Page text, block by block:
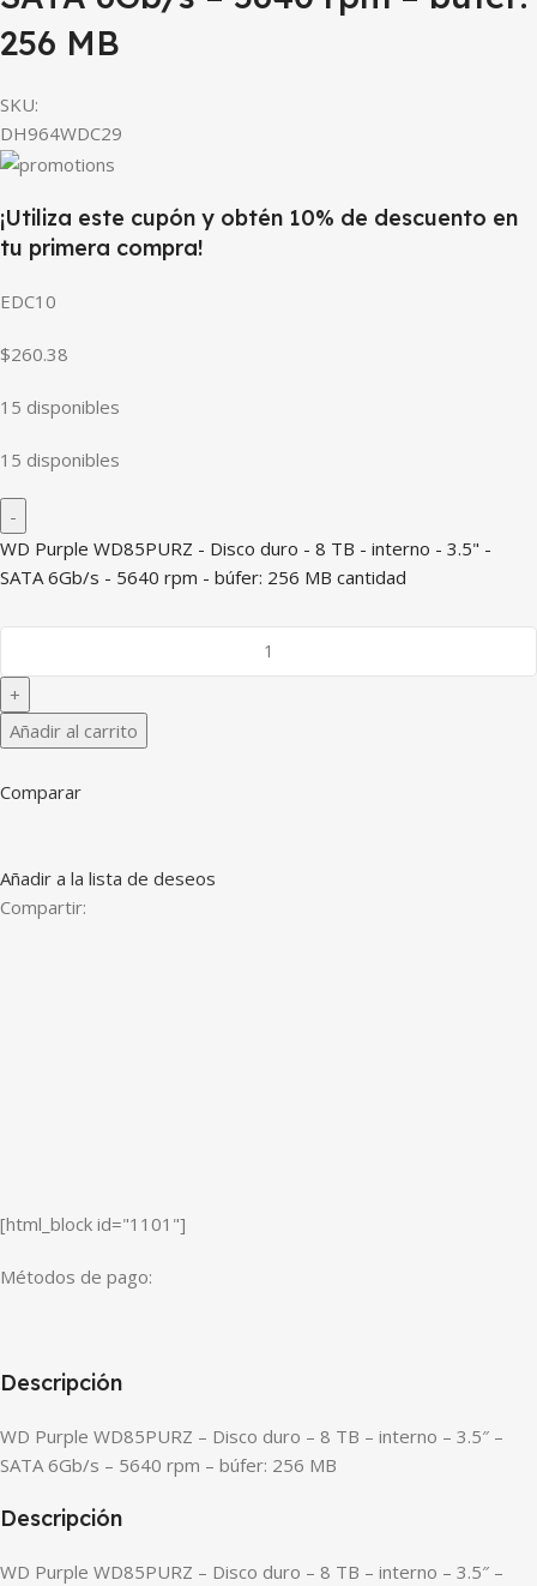
256 MB
SKU:
DH964WDC29
¡Utiliza este cupón y obtén 10% de descuento en
tu primera compra!
EDC10
$260.38
15 disponibles
15 disponibles
WD Purple WD85PURZ - Disco duro - 8 TB - interno - 3.5" -
SATA 6Gb/s - 5640 rpm - búfer: 256 MB cantidad
Añadir al carrito
Comparar
Añadir a la lista de deseos
Compartir:
[html_block id="1101"]
Métodos de pago:
Descripción
WD Purple WD85PURZ – Disco duro – 8 TB – interno – 3.5″ –
SATA 6Gb/s – 5640 rpm – búfer: 256 MB
Descripción
WD Purple WD85PURZ – Disco duro – 8 TB – interno – 3.5″ –